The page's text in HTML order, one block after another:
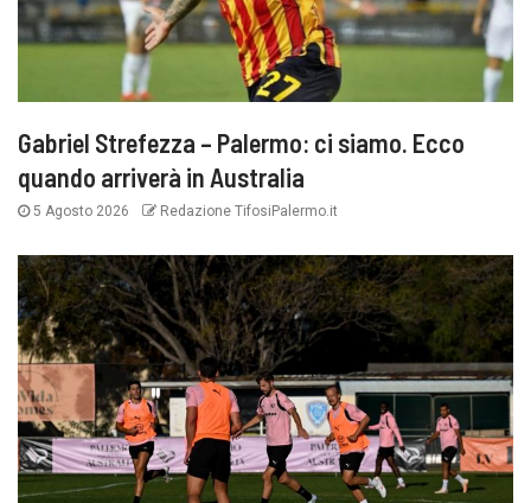
Gabriel Strefezza – Palermo: ci siamo. Ecco
quando arriverà in Australia
5 Agosto 2026 Redazione TifosiPalermo.it